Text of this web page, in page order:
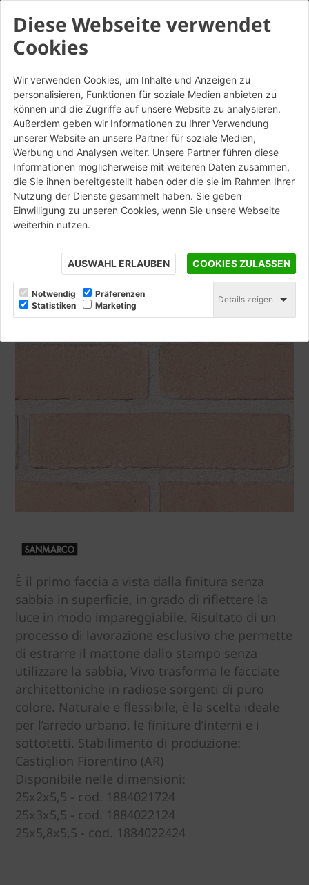
Diese Webseite verwendet
Cookies
Wir verwenden Cookies, um Inhalte und Anzeigen zu
personalisieren, Funktionen für soziale Medien anbieten zu
können und die Zugriffe auf unsere Website zu analysieren.
Außerdem geben wir Informationen zu Ihrer Verwendung
unserer Website an unsere Partner für soziale Medien,
Werbung und Analysen weiter. Unsere Partner führen diese
Informationen möglicherweise mit weiteren Daten zusammen,
die Sie ihnen bereitgestellt haben oder die sie im Rahmen Ihrer
Nutzung der Dienste gesammelt haben. Sie geben
Einwilligung zu unseren Cookies, wenn Sie unsere Webseite
weiterhin nutzen.
AUSWAHL ERLAUBEN COOKIES ZULASSEN
Notwendig
Präferenzen
Statistiken
Marketing
Details zeigen
Vivo Rosato BZ - Listello da
mattone
STAMPA
È il primo faccia a vista dalla finitura senza
sabbia in superficie, in grado di riflettere la
luce in modo impareggiabile. Risultato di un
processo di lavorazione esclusivo che permette
di estrarre il mattone dallo stampo senza
utilizzare la sabbia, Vivo trasforma le facciate
architettoniche in radiose sorgenti di puro
colore. Naturale e flessibile, è la scelta ideale
per l’arredo urbano, le finiture d’interni e i
sottotetti. Stabilimento di produzione:
Castiglion Fiorentino (AR)
Disponibile nelle dimensioni:
25x2x5,5 - cod. 1884021724
25x3x5,5 - cod. 1884022124
25x5,8x5,5 - cod. 1884022424